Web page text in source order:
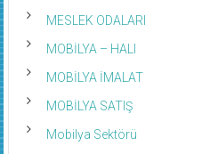
MESLEK ODALARI
MOBİLYA – HALI
MOBİLYA İMALAT
MOBİLYA SATIŞ
Mobilya Sektörü